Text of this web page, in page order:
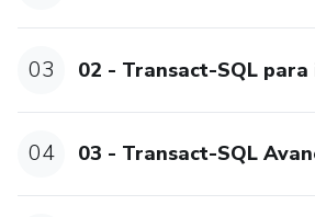
03 02 - Transact-SQL
04 03 - Transact-SQL